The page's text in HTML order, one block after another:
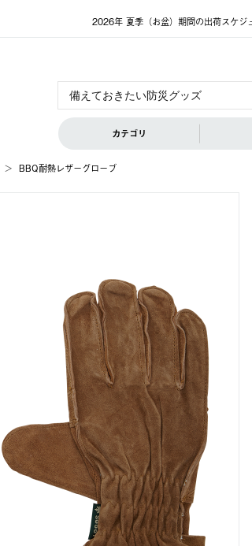
2026年 夏季（お盆）期間の出荷スケジ
カテゴリ
BBQ耐熱レザーグローブ